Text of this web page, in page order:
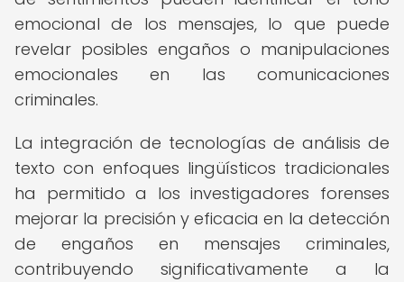
emocional de los mensajes, lo que puede
revelar posibles engaños o manipulaciones
emocionales en las comunicaciones
criminales.
La integración de tecnologías de análisis de
texto con enfoques lingüísticos tradicionales
ha permitido a los investigadores forenses
mejorar la precisión y eficacia en la detección
de engaños en mensajes criminales,
contribuyendo significativamente a la